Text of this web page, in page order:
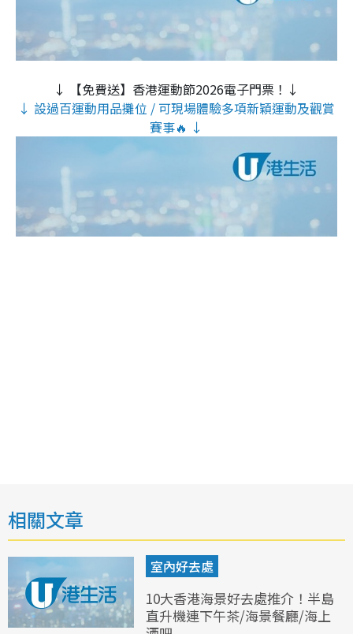
↓ 【免費送】香港運動節2026電子門票！↓
↓ 設過百運動用品攤位 / 可現場體驗多項新穎運動及觀賞
賽事🔥 ↓
相關文章
室內好去處
10大香港海景好去處推介！半島
直升機連下午茶/海景餐廳/海上